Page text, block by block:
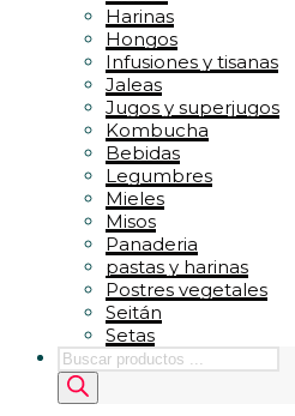
Harinas
Hongos
Infusiones y tisanas
Jaleas
Jugos y superjugos
Kombucha
Bebidas
Legumbres
Mieles
Misos
Panaderia
pastas y harinas
Postres vegetales
Seitán
Setas
Soja
Búsqueda
de
productos